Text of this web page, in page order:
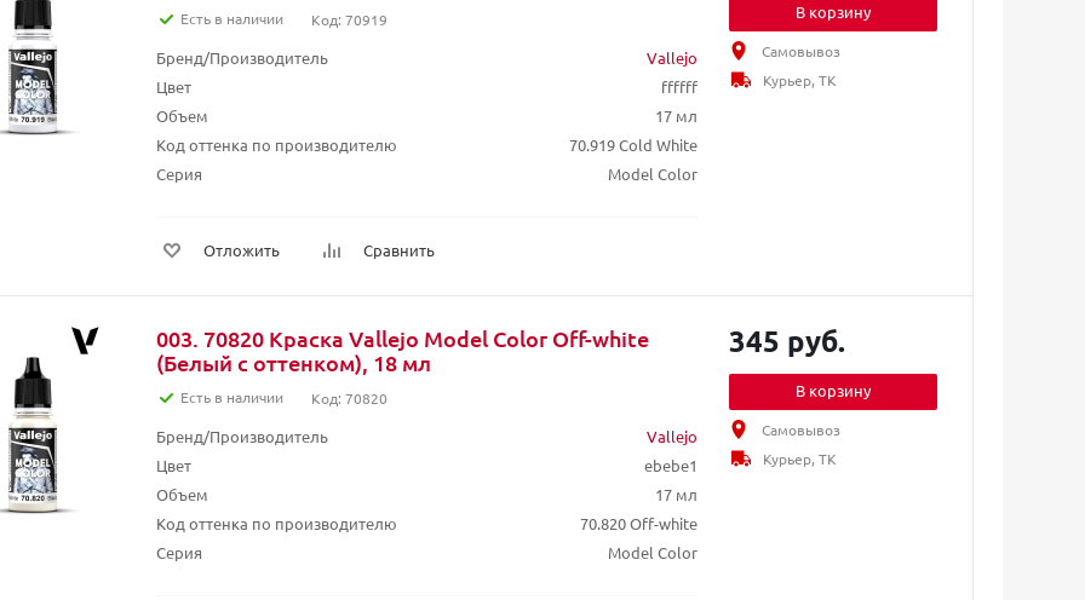
Есть в наличии Код: 70919
Бренд/Производитель
Vallejo
Цвет
ffffff
Объем
17 мл
Код оттенка по производителю
70.919 Cold White
Серия
Model Color
Отложить Сравнить
В корзину
Самовывоз
Курьер, ТК
003. 70820 Краска Vallejo Model Color Off-white
(Белый с оттенком), 18 мл
Есть в наличии Код: 70820
Бренд/Производитель
Vallejo
Цвет
ebebe1
Объем
17 мл
Код оттенка по производителю
70.820 Off-white
Серия
Model Color
345 руб.
В корзину
Самовывоз
Курьер, ТК